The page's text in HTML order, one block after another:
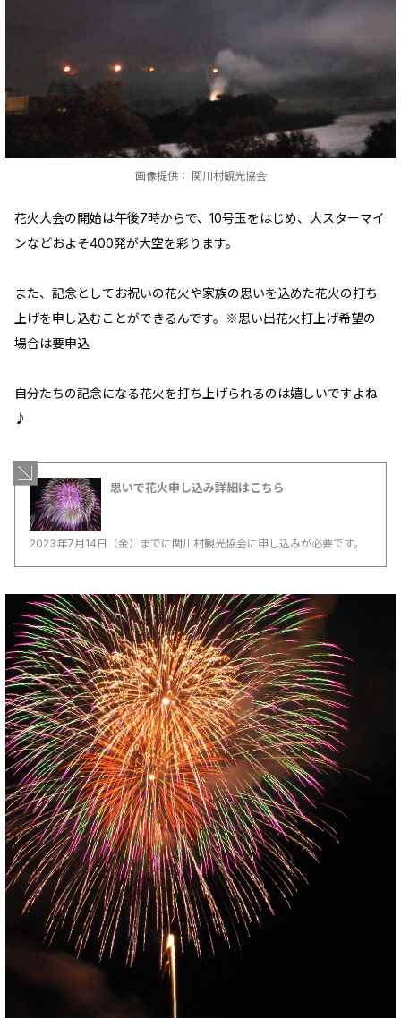
画像提供： 関川村観光協会
花火大会の開始は午後7時からで、10号玉をはじめ、大スターマイ
ンなどおよそ400発が大空を彩ります。
また、記念としてお祝いの花火や家族の思いを込めた花火の打ち
上げを申し込むことができるんです。※思い出花火打上げ希望の
場合は要申込
自分たちの記念になる花火を打ち上げられるのは嬉しいですよね
♪
思いで花火申し込み詳細はこちら
2023年7月14日（金）までに関川村観光協会に申し込みが必要です。